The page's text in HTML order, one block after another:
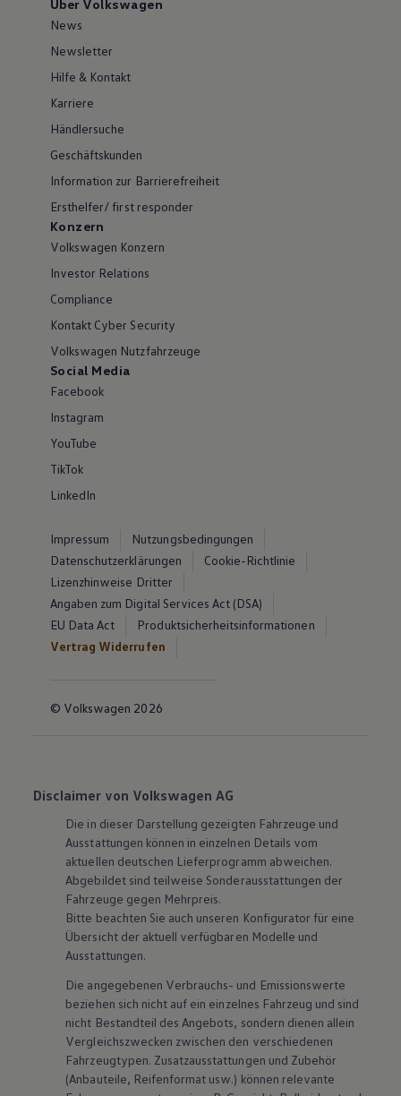
Über Volkswagen
News
Newsletter
Hilfe & Kontakt
Karriere
Händlersuche
Geschäftskunden
Information zur Barrierefreiheit
Ersthelfer/ first responder
Konzern
Volkswagen Konzern
Investor Relations
Compliance
Kontakt Cyber Security
Volkswagen Nutzfahrzeuge
Social Media
Facebook
Instagram
YouTube
TikTok
LinkedIn
Impressum
Nutzungsbedingungen
Datenschutzerklärungen
Cookie-Richtlinie
Lizenzhinweise Dritter
Angaben zum Digital Services Act (DSA)
EU Data Act
Produktsicherheitsinformationen
Vertrag Widerrufen
© Volkswagen 2026
Disclaimer von Volkswagen AG
Die in dieser Darstellung gezeigten Fahrzeuge und
Ausstattungen können in einzelnen Details vom
aktuellen deutschen Lieferprogramm abweichen.
Abgebildet sind teilweise Sonderausstattungen der
Fahrzeuge gegen Mehrpreis.
Bitte beachten Sie auch unseren Konfigurator für eine
Übersicht der aktuell verfügbaren Modelle und
Ausstattungen.
Die angegebenen Verbrauchs- und Emissionswerte
beziehen sich nicht auf ein einzelnes Fahrzeug und sind
nicht Bestandteil des Angebots, sondern dienen allein
Vergleichszwecken zwischen den verschiedenen
Fahrzeugtypen. Zusatzausstattungen und Zubehör
(Anbauteile, Reifenformat usw.) können relevante